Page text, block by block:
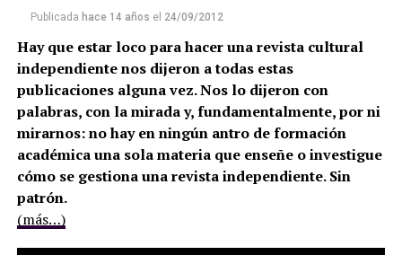
Publicada hace 14 años el 24/09/2012
Hay que estar loco para hacer una revista cultural
independiente nos dijeron a todas estas
publicaciones alguna vez. Nos lo dijeron con
palabras, con la mirada y, fundamentalmente, por ni
mirarnos: no hay en ningún antro de formación
académica una sola materia que enseñe o investigue
cómo se gestiona una revista independiente. Sin
patrón.
(más…)